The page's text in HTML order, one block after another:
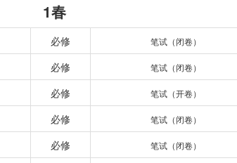
1春
必修 笔试（闭卷）
必修 笔试（闭卷）
必修 笔试（开卷）
必修 笔试（闭卷）
必修 笔试（闭卷）